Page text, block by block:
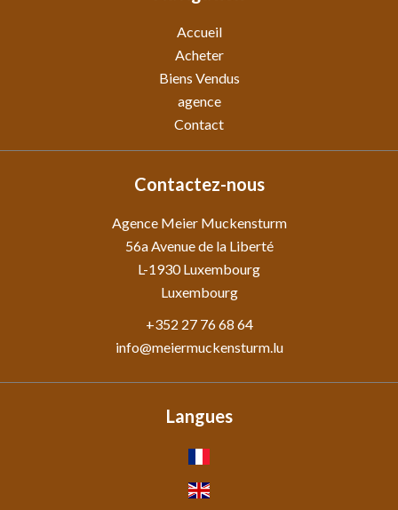
Accueil
Acheter
Biens Vendus
agence
Contact
Contactez-nous
Agence Meier Muckensturm
56a Avenue de la Liberté
L-1930Luxembourg
Luxembourg
+352 27 76 68 64
info@meiermuckensturm.lu
Langues